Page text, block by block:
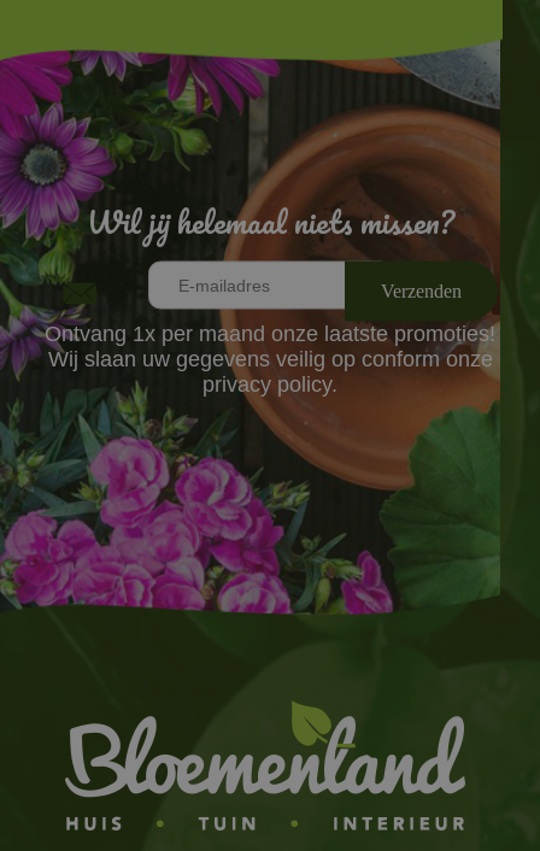
Wil jij helemaal niets missen?
Ontvang 1x per maand onze laatste promoties!
Wij slaan uw gegevens veilig op conform onze
privacy policy.